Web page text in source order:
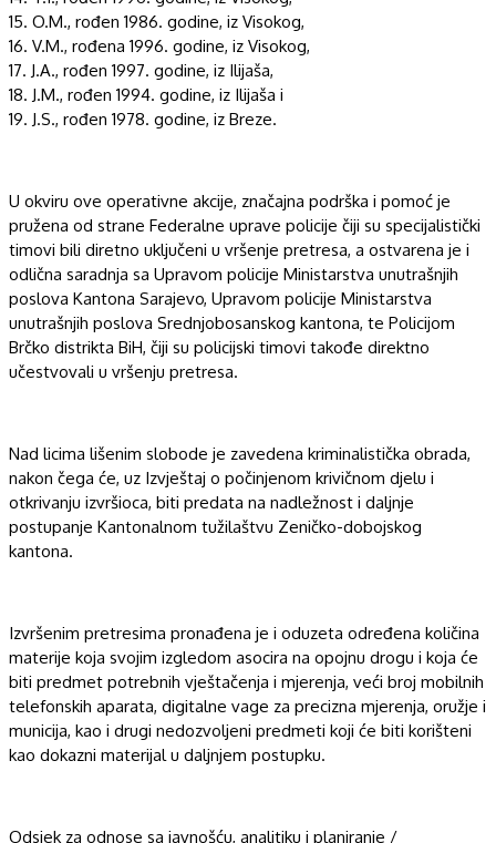
15. O.M., rođen 1986. godine, iz Visokog,
16. V.M., rođena 1996. godine, iz Visokog,
17. J.A., rođen 1997. godine, iz Ilijaša,
18. J.M., rođen 1994. godine, iz Ilijaša i
19. J.S., rođen 1978. godine, iz Breze.
U okviru ove operativne akcije, značajna podrška i pomoć je
pružena od strane Federalne uprave policije čiji su specijalistički
timovi bili diretno uključeni u vršenje pretresa, a ostvarena je i
odlična saradnja sa Upravom policije Ministarstva unutrašnjih
poslova Kantona Sarajevo, Upravom policije Ministarstva
unutrašnjih poslova Srednjobosanskog kantona, te Policijom
Brčko distrikta BiH, čiji su policijski timovi takođe direktno
učestvovali u vršenju pretresa.
Nad licima lišenim slobode je zavedena kriminalistička obrada,
nakon čega će, uz Izvještaj o počinjenom krivičnom djelu i
otkrivanju izvršioca, biti predata na nadležnost i daljnje
postupanje Kantonalnom tužilaštvu Zeničko-dobojskog
kantona.
Izvršenim pretresima pronađena je i oduzeta određena količina
materije koja svojim izgledom asocira na opojnu drogu i koja će
biti predmet potrebnih vještačenja i mjerenja, veći broj mobilnih
telefonskih aparata, digitalne vage za precizna mjerenja, oružje i
municija, kao i drugi nedozvoljeni predmeti koji će biti korišteni
kao dokazni materijal u daljnjem postupku.
Odsjek za odnose sa javnošću, analitiku i planiranje /